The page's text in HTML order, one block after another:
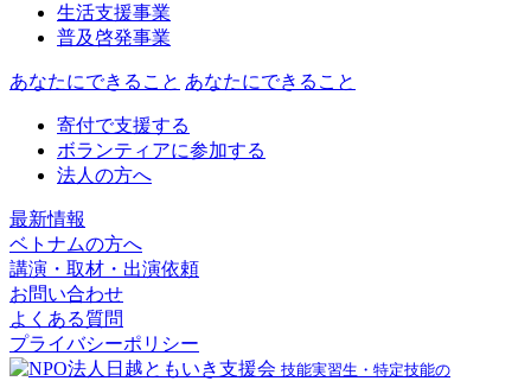
生活支援事業
普及啓発事業
あなたにできること あなたにできること
寄付で支援する
ボランティアに参加する
法人の方へ
最新情報
ベトナムの方へ
講演・取材・出演依頼
お問い合わせ
よくある質問
プライバシーポリシー
技能実習生・特定技能の